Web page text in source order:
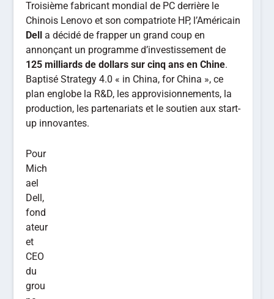
Troisième fabricant mondial de PC derrière le
Chinois Lenovo et son compatriote HP, l’Américain
Dell a décidé de frapper un grand coup en
annonçant un programme d’investissement de
125 milliards de dollars sur cinq ans en Chine.
Baptisé Strategy 4.0 « in China, for China », ce
plan englobe la R&D, les approvisionnements, la
production, les partenariats et le soutien aux start-
up innovantes.
Pour
Mich
ael
Dell,
fond
ateur
et
CEO
du
grou